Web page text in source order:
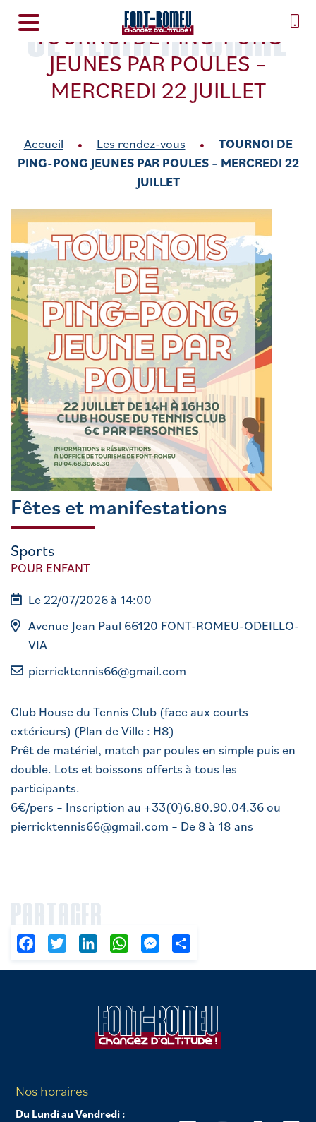
SE TENIR INFORMÉ
TOURNOI DE PING-PONG
JEUNES PAR POULES –
MERCREDI 22 JUILLET
Accueil Les rendez-vous
TOURNOI DE
PING-PONG JEUNES PAR POULES – MERCREDI 22
JUILLET
Fêtes et manifestations
Sports
POUR ENFANT
Le 22/07/2026 à 14:00
Avenue Jean Paul 66120 FONT-ROMEU-ODEILLO-
VIA
pierricktennis66@gmail.com
Club House du Tennis Club (face aux courts
extérieurs) (Plan de Ville : H8)
Prêt de matériel, match par poules en simple puis en
double. Lots et boissons offerts à tous les
participants.
6€/pers – Inscription au +33(0)6.80.90.04.36 ou
pierricktennis66@gmail.com – De 8 à 18 ans
PARTAGER
FacebookTwitter LinkedIn WhatsAppMessenger
Nos horaires
Du Lundi au Vendredi :